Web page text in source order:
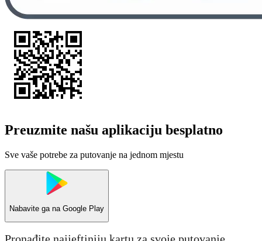
Preuzmite našu aplikaciju besplatno
Sve vaše potrebe za putovanje na jednom mjestu
Nabavite ga na Google Play